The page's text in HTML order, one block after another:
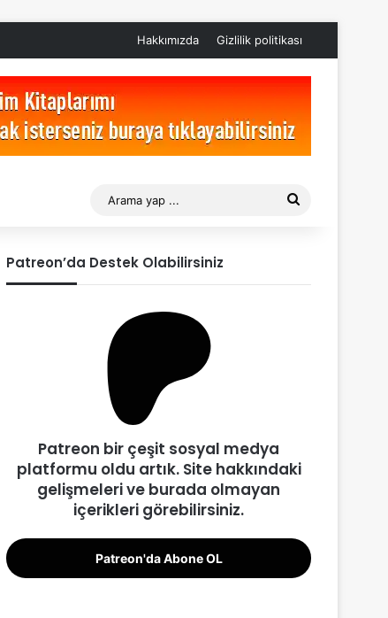
Hakkımızda Gizlilik politikası
Arama
Patreon’da Destek Olabilirsiniz
Patreon bir çeşit sosyal medya
platformu oldu artık. Site hakkındaki
gelişmeleri ve burada olmayan
içerikleri görebilirsiniz.
Patreon'da Abone OL